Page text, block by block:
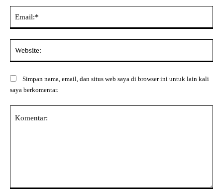
Simpan nama, email, dan situs web saya di browser ini untuk lain kali
saya berkomentar.